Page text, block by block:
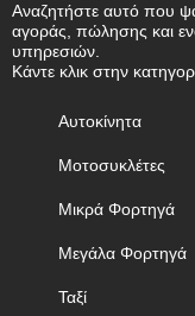
Αναζητήστε αυτό που
αγοράς, πώλησης και
υπηρεσιών.
Κάντε κλικ στην
Αυτοκίνητα
Μοτοσυκλέτες
Μικρά Φορτηγά
Μεγάλα Φορτηγά
Ταξί